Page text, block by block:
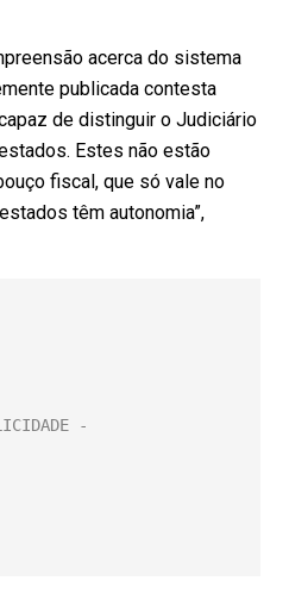
acerca do sistema
publicada contesta
de distinguir o Judiciário
Estes não estão
fiscal, que só vale no
têm autonomia”,